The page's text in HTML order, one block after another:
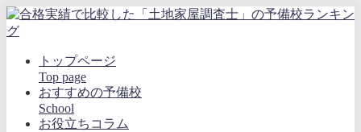
トップページ
Top page
おすすめの予備校
School
お役立ちコラム